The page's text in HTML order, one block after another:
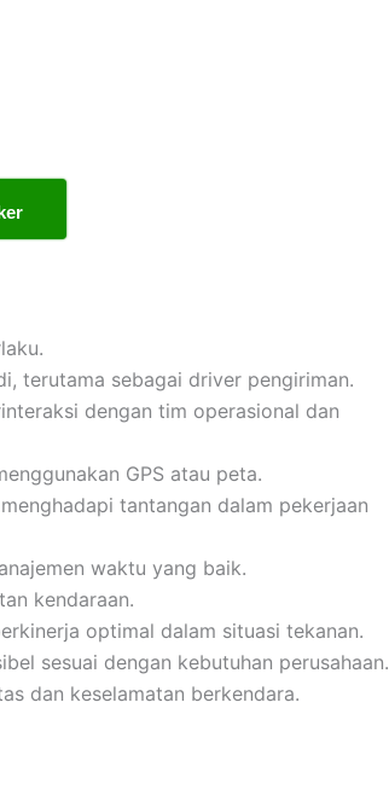
terutama sebagai driver pengiriman.
dengan tim operasional dan
GPS atau peta.
tantangan dalam pekerjaan
waktu yang baik.
kendaraan.
optimal dalam situasi tekanan.
sesuai dengan kebutuhan perusahaan.
dan keselamatan berkendara.